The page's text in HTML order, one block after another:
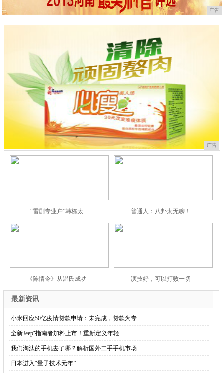
广告
广告
“雷剧专业户”韩栋太 普通人：八卦太无聊！
《陈情令》从温氏成功 演技好，可以打败一切
最新资讯
·小米回应50亿疫情贷款申请：未完成，贷款为专
·全新Jeep⁺指南者加料上市！重新定义年轻
·我们淘汰的手机去了哪？解析国外二手手机市场
· 日本进入“量子技术元年”